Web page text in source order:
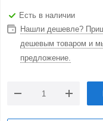
Есть в наличии
Нашли дешевле?
дешевым товаром и
предложение.